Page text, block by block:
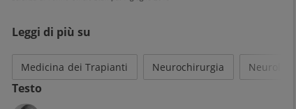
Leggi di più su
Medicina dei Trapianti Neurochirurgia Neurologia
Testo